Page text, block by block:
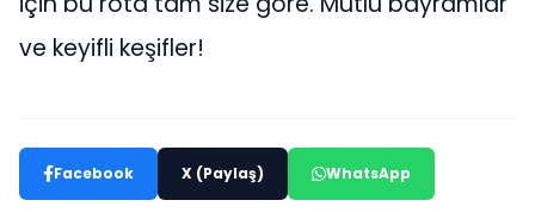
ve keyifli keşifler!
Facebook X (Paylaş) WhatsApp